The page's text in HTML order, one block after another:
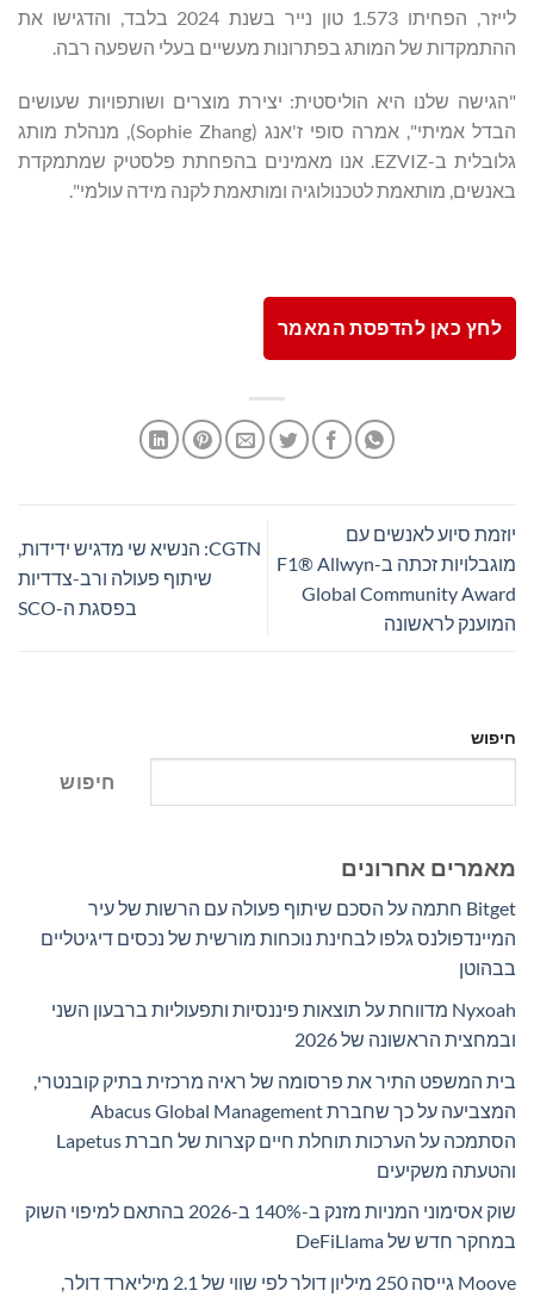
לייזר, הפחיתו 1.573 טון נייר בשנת 2024 בלבד, והדגישו את
ההתמקדות של המותג בפתרונות מעשיים בעלי השפעה רבה.
"הגישה שלנו היא הוליסטית: יצירת מוצרים ושותפויות שעושים
הבדל אמיתי", אמרה סופי ז'אנג (Sophie Zhang), מנהלת מותג
גלובלית ב-EZVIZ. אנו מאמינים בהפחתת פלסטיק שמתמקדת
באנשים, מותאמת לטכנולוגיה ומותאמת לקנה מידה עולמי".
לחץ כאן להדפסת המאמר
יוזמת סיוע לאנשים עם
מוגבלויות זכתה ב-F1® Allwyn
Global Community Award
המוענק לראשונה
CGTN: הנשיא שי מדגיש ידידות,
שיתוף פעולה ורב-צדדיות
בפסגת ה-SCO
חיפוש
חיפוש
מאמרים אחרונים
Bitget חתמה על הסכם שיתוף פעולה עם הרשות של עיר
המיינדפולנס גלפו לבחינת נוכחות מורשית של נכסים דיגיטליים
בבהוטן
Nyxoah מדווחת על תוצאות פיננסיות ותפעוליות ברבעון השני
ובמחצית הראשונה של 2026
בית המשפט התיר את פרסומה של ראיה מרכזית בתיק קובנטרי,
המצביעה על כך שחברת Abacus Global Management
הסתמכה על הערכות תוחלת חיים קצרות של חברת Lapetus
והטעתה משקיעים
שוק אסימוני המניות מזנק ב-140% ב-2026 בהתאם למיפוי השוק
במחקר חדש של DeFiLlama
Moove גייסה 250 מיליון דולר לפי שווי של 2.1 מיליארד דולר,